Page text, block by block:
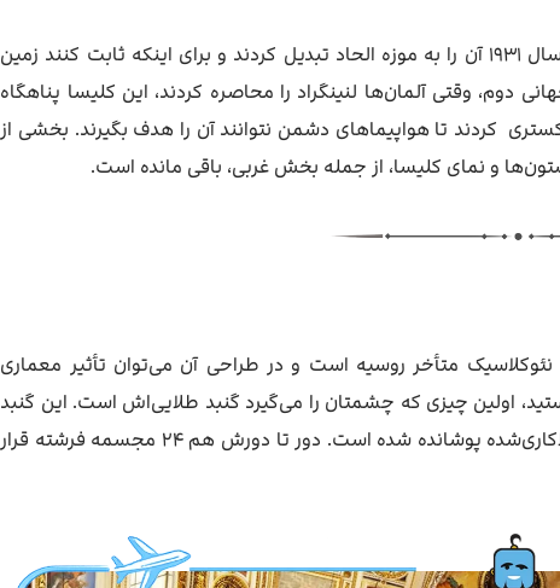
این کلیسا در اوایل دهه ۱۹۳۰ تعطیل شد، اما شوروی‌ها در سال ۱۹۳۱ آن را به موزه الحاد تبدیل کردند و برای اینکه ثابت کنند زمین
دوم، وقتی آلمان‌ها لنینگراد را محاصره کردند، این کلیسا پناهگاه
کردند تا هواپیماهای دشمن نتوانند آن را هدف بگیرند. بخشی از
و نمای کلیسا، از جمله بخش غربی، باقی مانده است.
متأخر روسیه است و در طراحی آن می‌توان تأثیر معماری
اولین چیزی که چشمتان را می‌گیرد گنبد طلایی‌اش است. این گنبد
دارای سازه فلزی است و سطح بیرونی آن با ورق‌های مسی طلاکاری‌شده پوشانده شده است. دور تا دورش هم ۲۴ مجسمه فرشته قرار